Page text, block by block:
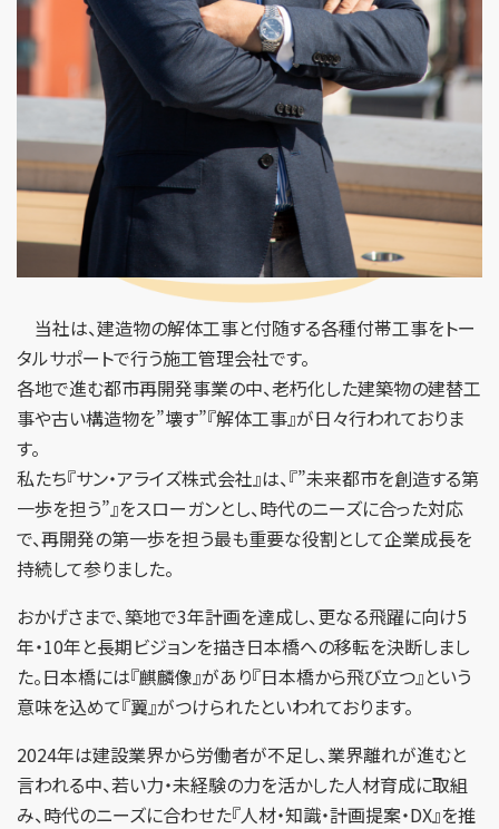
当社は、建造物の解体工事と付随する各種付帯工事をトー
タルサポートで行う施工管理会社です。
各地で進む都市再開発事業の中、老朽化した建築物の建替工
事や古い構造物を”壊す”『解体工事』が日々行われておりま
す。
私たち『サン・アライズ株式会社』は、『”未来都市を創造する第
一歩を担う”』をスローガンとし、時代のニーズに合った対応
で、再開発の第一歩を担う最も重要な役割として企業成長を
持続して参りました。
おかげさまで、築地で3年計画を達成し、更なる飛躍に向け5
年・10年と長期ビジョンを描き日本橋への移転を決断しまし
た。日本橋には『麒麟像』があり『日本橋から飛び立つ』という
意味を込めて『翼』がつけられたといわれております。
2024年は建設業界から労働者が不足し、業界離れが進むと
言われる中、若い力・未経験の力を活かした人材育成に取組
み、時代のニーズに合わせた『人材・知識・計画提案・DX』を推